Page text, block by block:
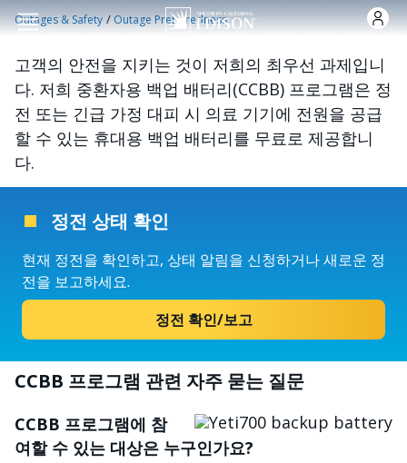
주요 콘텐츠로 건너뛰기
Outages & Safety /Outage Preparedness
고객의 안전을 지키는 것이 저희의 최우선 과제입니
다. 저희 중환자용 백업 배터리(CCBB) 프로그램은 정
전 또는 긴급 가정 대피 시 의료 기기에 전원을 공급
할 수 있는 휴대용 백업 배터리를 무료로 제공합니
다.
정전 상태 확인
현재 정전을 확인하고, 상태 알림을 신청하거나 새로운 정
전을 보고하세요.
정전 확인/보고
CCBB 프로그램 관련 자주 묻는 질문
이미지
CCBB 프로그램에 참
여할 수 있는 대상은 누구인가요?